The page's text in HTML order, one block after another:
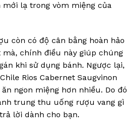
lạ trong vòm miệng của
còn có độ cân bằng hoàn hảo
chính điều này giúp chúng
khi sử dụng bánh. Ngược lại,
Rios Cabernet Saugvinon
ngon miệng hơn nhiều. Do đó
trung thu uống rượu vang gì
lời dành cho bạn.